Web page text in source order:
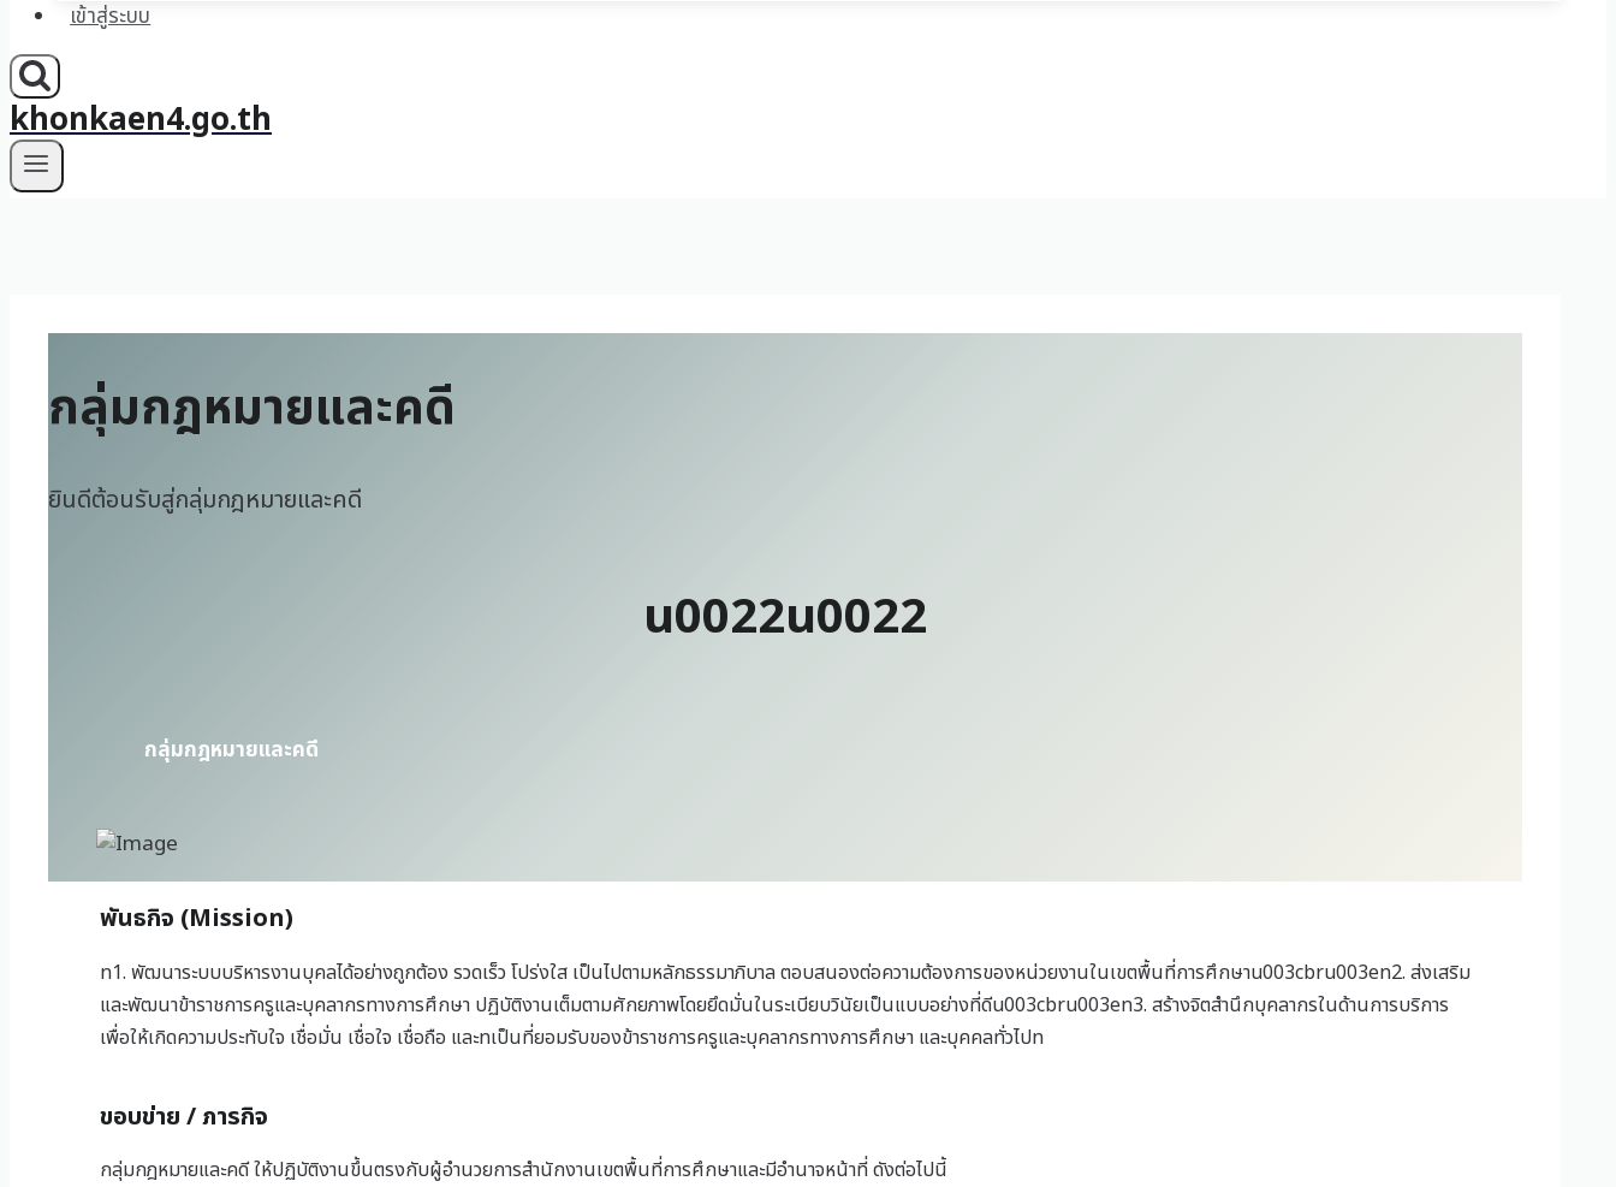
เข้าสู่ระบบ
khonkaen4.go.th
กลุ่มกฎหมายและคดี
ยินดีต้อนรับสู่กลุ่มกฎหมายและคดี
u0022u0022
กลุ่มกฎหมายและคดี
พันธกิจ (Mission)
n1. พัฒนาระบบบริหารงานบุคลได้อย่างถูกต้อง รวดเร็ว โปร่งใส เป็นไปตามหลักธรรมาภิบาล ตอบสนองต่อความต้องการของหน่วยงานในเขตพื้นที่การศึกษาu003cbru003en2. ส่งเสริม
และพัฒนาข้าราชการครูและบุคลากรทางการศึกษา ปฏิบัติงานเต็มตามศักยภาพโดยยึดมั่นในระเบียบวินัยเป็นแบบอย่างที่ดีu003cbru003en3. สร้างจิตสำนึกบุคลากรในด้านการบริการ
เพื่อให้เกิดความประทับใจ เชื่อมั่น เชื่อใจ เชื่อถือ และnเป็นที่ยอมรับของข้าราชการครูและบุคลากรทางการศึกษา และบุคคลทั่วไปn
ขอบข่าย / ภารกิจ
กลุ่มกฎหมายและคดี ให้ปฏิบัติงานขึ้นตรงกับผู้อำนวยการสำนักงานเขตพื้นที่การศึกษาและมีอำนาจหน้าที่ ดังต่อไปนี้